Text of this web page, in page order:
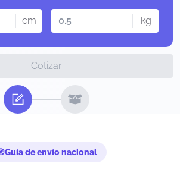
cm kg
Cotizar
Guía de envío nacional